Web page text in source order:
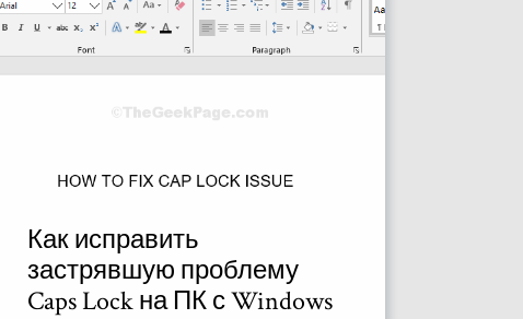
Как исправить
застрявшую проблему
Caps Lock на ПК с Windows